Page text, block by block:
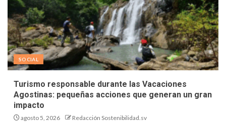
SOCIAL
Turismo responsable durante las Vacaciones
Agostinas: pequeñas acciones que generan un gran
impacto
agosto 5, 2026 Redacción Sostenibilidad.sv